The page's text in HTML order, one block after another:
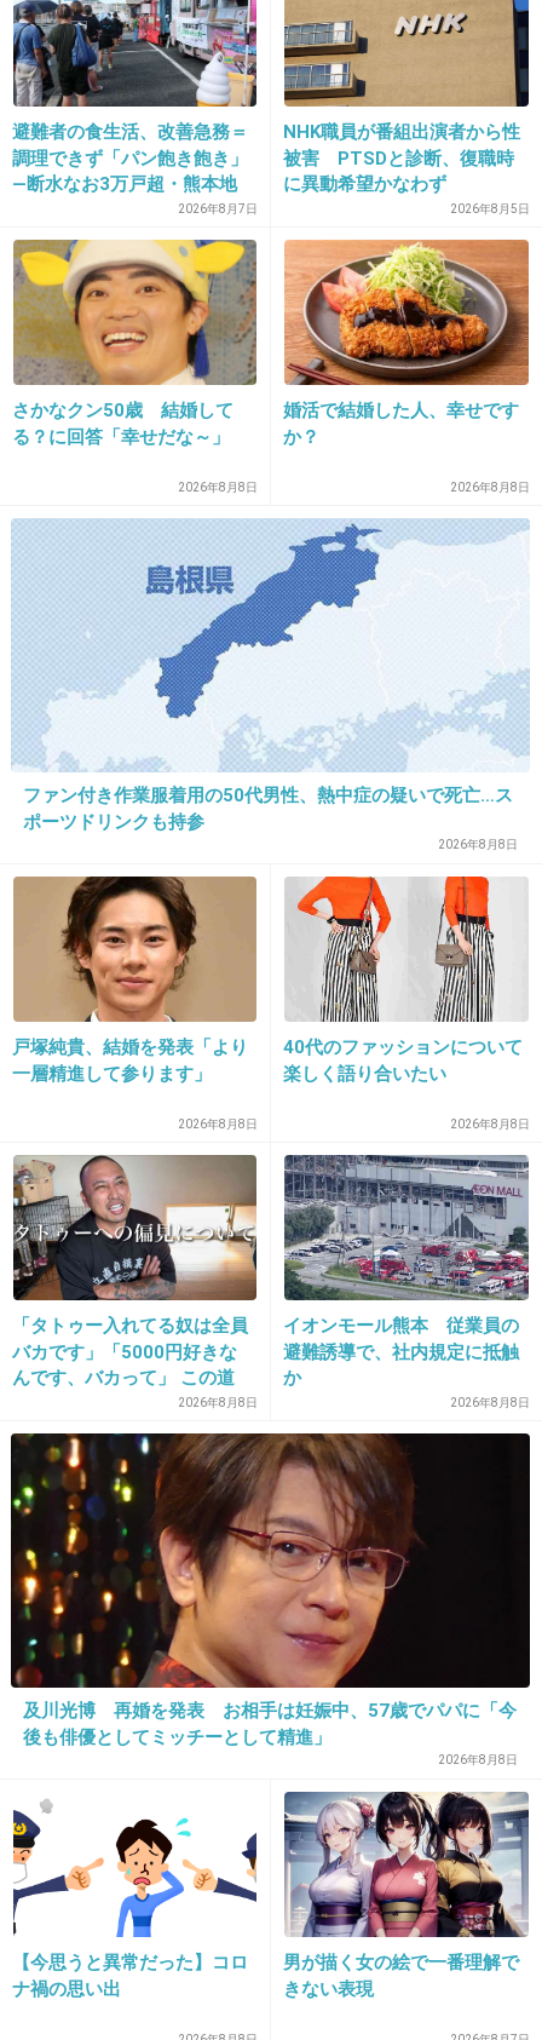
21. 匿名2013/08/03(土) 12:57:48
ワッフルとか餅とか
+6 -2
22. 匿名 2013/08/03(土) 13:00:09
セブンイレブンの唐揚げ棒！
ただし竜田揚げのやつに限る！
食べたいのに取り扱ってない店舗だとショック
です(つд`)
23. 匿名 2013/08/03(土) 13:01:10
寒くなると肉まん食べたくなる
-2
24. 匿名 2013/08/03(土) 13:01:35
ファミマのファミチキとつくね串
ローソンのからあげくん
+22
25. 匿名2013/08/03(土) 13:05:18
からあげくんレッド
+20 -2
26. 匿名 2013/08/03(土) 13:05:24
ミニストップのＸフライドポテト
出典：www.ministop.co.jp
+116
2013/08/03(土) 13:05:57
ファミリーマートさんの
軟骨入り つくね串
おやつ向き
一口サイズが三個串刺しされていて
車を運転しながら食べたこともあります。
ローソンさんの
つくね串も美味しいけど
ローソンさんのは味が濃いから
避難者の食生活、改善急務＝
調理できず「パン飽き飽き」
―断水なお3万戸超・熊本地
2026年8月7日
NHK職員が番組出演者から性
被害 PTSDと診断、復職時
に異動希望かなわず
2026年8月5日
さかなクン50歳 結婚して
る？に回答「幸せだな～」
2026年8月8日
婚活で結婚した人、幸せです
か？
2026年8月8日
ファン付き作業服着用の50代男性、熱中症の疑いで死亡…ス
ポーツドリンクも持参
2026年8月8日
戸塚純貴、結婚を発表「より
一層精進して参ります」
2026年8月8日
40代のファッションについて
楽しく語り合いたい
2026年8月8日
「タトゥー入れてる奴は全員
バカです」「5000円好きな
んです、バカって」 この道
23年の彫り師YouTuberの動
画が話題
2026年8月8日
イオンモール熊本 従業員の
避難誘導で、社内規定に抵触
か
2026年8月8日
及川光博 再婚を発表 お相手は妊娠中、57歳でパパに「今
後も俳優としてミッチーとして精進」
2026年8月8日
【今思うと異常だった】コロ
ナ禍の思い出
男が描く女の絵で一番理解で
きない表現